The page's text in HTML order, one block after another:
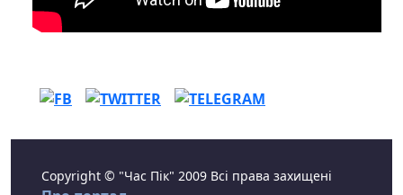
Copyright © "Час Пік" 2009 Всі права захищені